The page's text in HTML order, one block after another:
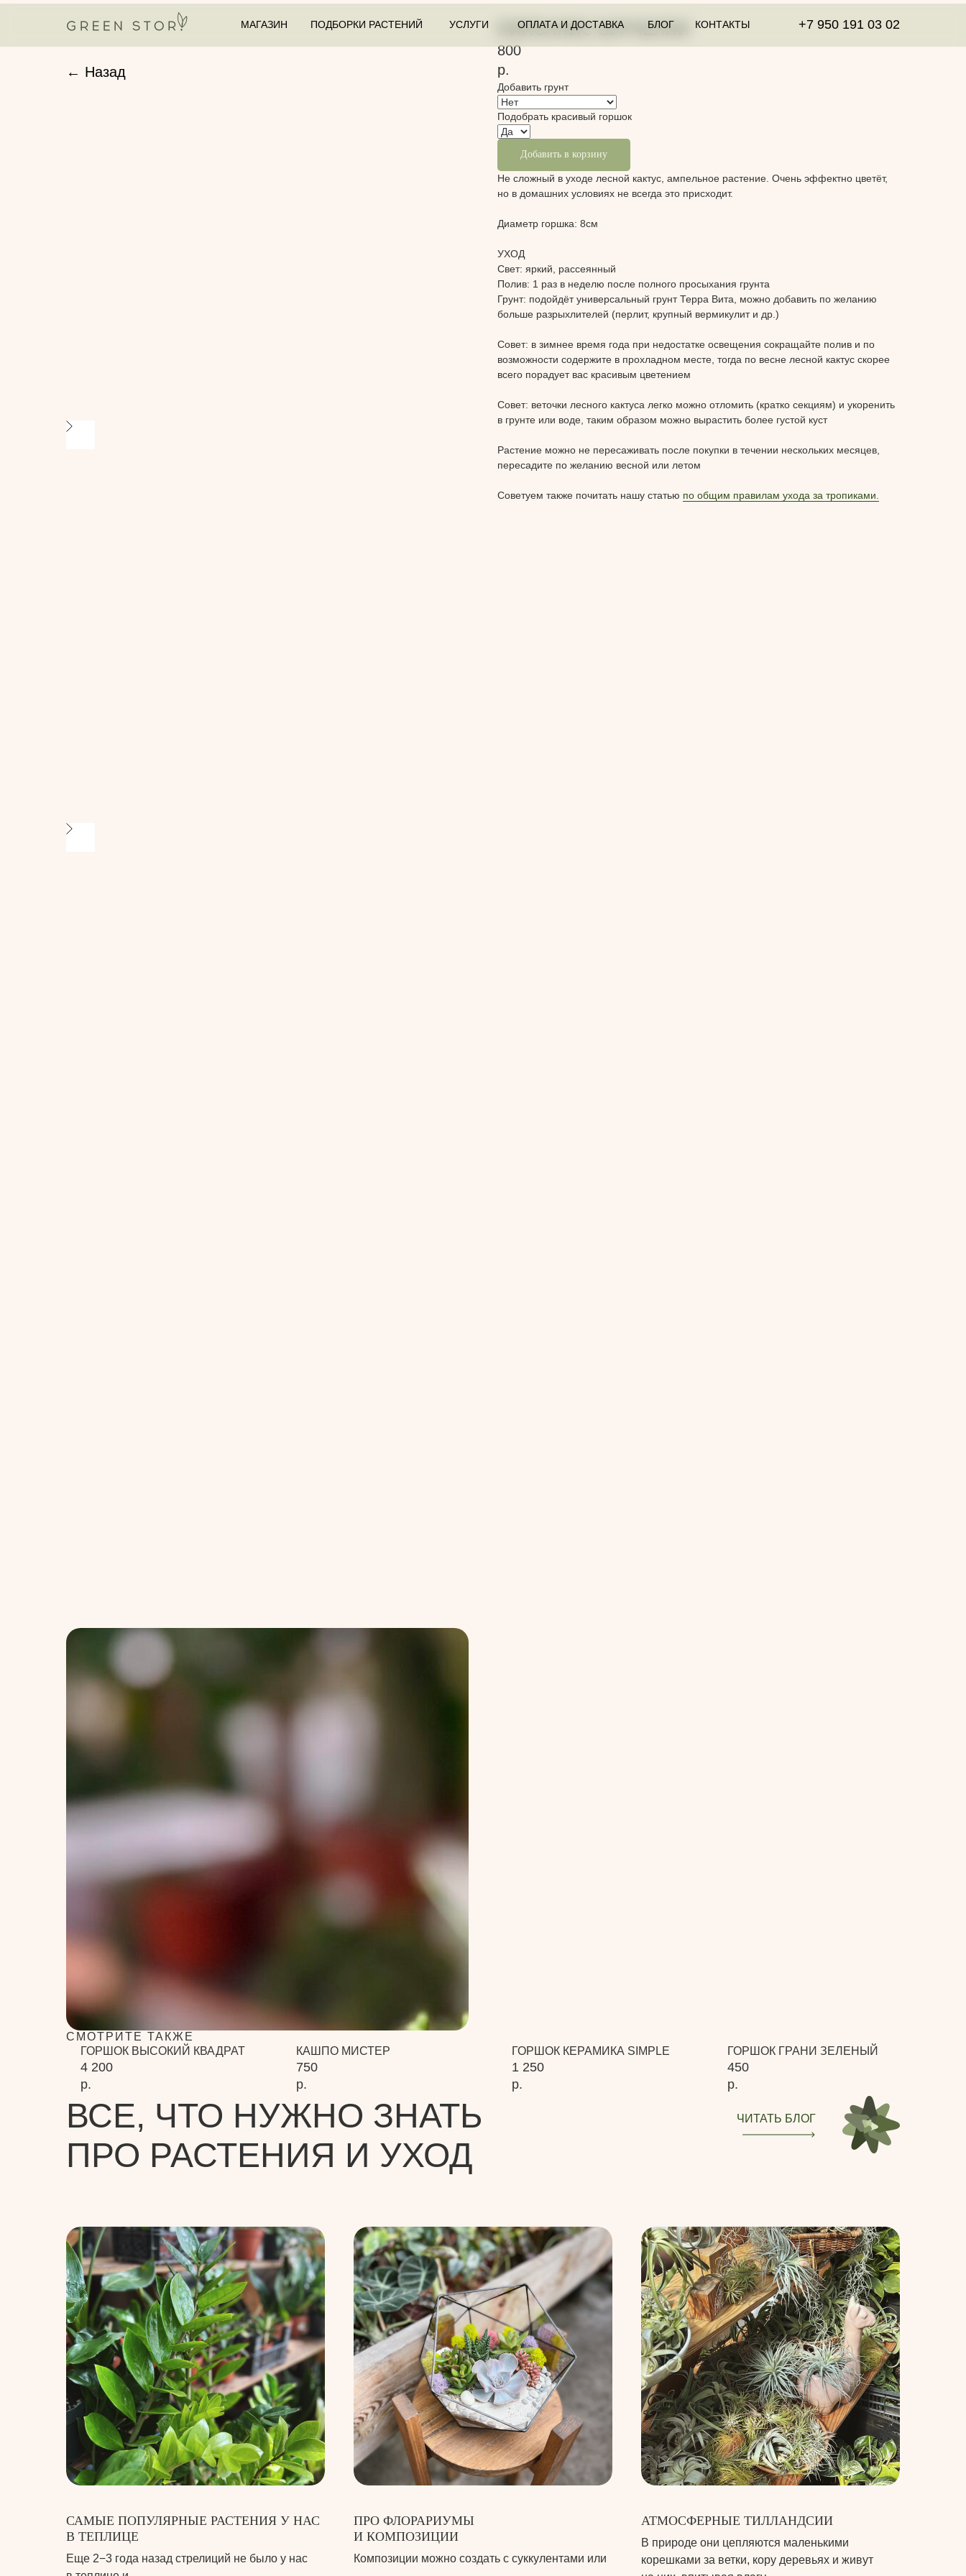
+7 950 191 03 02
МАГАЗИН УСЛУГИ ОПЛАТА И ДОСТАВКА БЛОГ КОНТАКТЫ
ПОДБОРКИ РАСТЕНИЙ
← Назад
РИПСАЛИС БУРЧЕЛЛИ
800
р.
Добавить грунт
Подобрать красивый горшок
Добавить в корзину
Не сложный в уходе лесной кактус, ампельное растение. Очень эффектно цветёт,
но в домашних условиях не всегда это присходит.
Диаметр горшка: 8см
УХОД
Свет: яркий, рассеянный
Полив: 1 раз в неделю после полного просыхания грунта
Грунт: подойдёт универсальный грунт Терра Вита, можно добавить по желанию
больше разрыхлителей (перлит, крупный вермикулит и др.)
Совет: в зимнее время года при недостатке освещения сокращайте полив и по
возможности содержите в прохладном месте, тогда по весне лесной кактус скорее
всего порадует вас красивым цветением
Совет: веточки лесного кактуса легко можно отломить (кратко секциям) и укоренить
в грунте или воде, таким образом можно вырастить более густой куст
Растение можно не пересаживать после покупки в течении нескольких месяцев,
пересадите по желанию весной или летом
Советуем также почитать нашу статью по общим правилам ухода за тропиками.
СМОТРИТЕ ТАКЖЕ
ГОРШОК ВЫСОКИЙ КВАДРАТ
4 200
р.
КАШПО МИСТЕР
750
р.
ГОРШОК КЕРАМИКА SIMPLE
1 250
р.
ГОРШОК ГРАНИ ЗЕЛЕНЫЙ
450
р.
ВСЕ, ЧТО НУЖНО ЗНАТЬ
ПРО РАСТЕНИЯ И УХОД
ЧИТАТЬ БЛОГ
САМЫЕ ПОПУЛЯРНЫЕ РАСТЕНИЯ У НАС
В ТЕПЛИЦЕ
Еще 2−3 года назад стрелиций не было у нас
ПРО ФЛОРАРИУМЫ
И КОМПОЗИЦИИ
Композиции можно создать с суккулентами или
АТМОСФЕРНЫЕ ТИЛЛАНДСИИ
В природе они цепляются маленькими
корешками за ветки, кору деревьях и живут